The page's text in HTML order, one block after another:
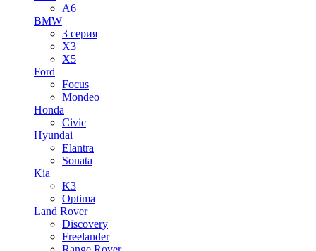
A6
BMW
3 серия
X3
X5
Ford
Focus
Mondeo
Honda
Civic
Hyundai
Elantra
Sonata
Kia
K3
Optima
Land Rover
Discovery
Freelander